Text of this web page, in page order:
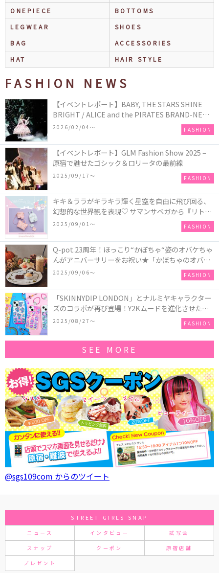
ONEPIECE
BOTTOMS
LEGWEAR
SHOES
BAG
ACCESSORIES
HAT
HAIR STYLE
FASHION NEWS
【イベントレポート】BABY, THE STARS SHINE
BRIGHT / ALICE and the PIRATES BRAND-NEW
COLLECTION in TOKYO
2026/02/04〜 FASHION
【イベントレポート】GLM Fashion Show 2025 –
原宿で魅せたゴシック＆ロリータの最前線
2025/09/17〜 FASHION
キキ＆ララがキラキラ輝く星空を自由に飛び回る、
幻想的な世界観を表現♡ サマンサベガから『リトル
ツインスターズ』50周年アニバーサリーイヤー』を
2025/09/01〜 FASHION
Q-pot.23周年！ほっこり“かぼちゃ“姿のオバケちゃ
んがアニバーサリーをお祝い★「かぼちゃのオバケ
ーキアクセサリー」が新発売！Q-pot CAFE.では
「かぼちゃのオバケーキプレート」も登場
2025/09/06〜 FASHION
「SKINNYDIP LONDON」とナルミヤキャラクター
ズのコラボが再び登場！Y2Kムードを進化させた新
作コレクションを発売♪
2025/08/27〜 FASHION
SEE MORE
@sgs109com からのツイート
STREET GIRLS SNAP
ニュース インタビュー 試写会
スナップ クーポン 原宿店舗
プレゼント